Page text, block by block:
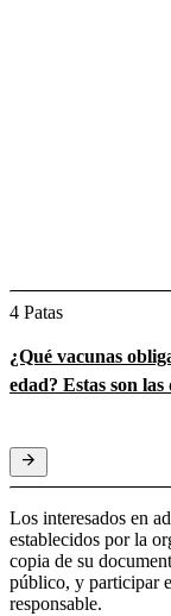
4 Patas
¿Qué vacunas
edad? Estas son
Los interesados en
establecidos por la
copia de su
público, y participar
responsable.